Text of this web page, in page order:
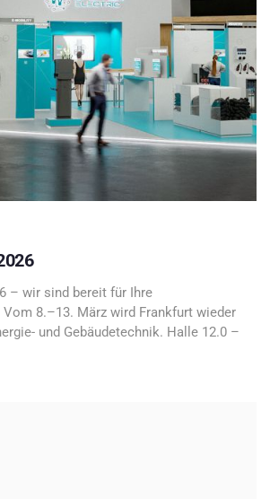
– wir sind bereit für Ihre
8.–13. März wird Frankfurt wieder
und Gebäudetechnik. Halle 12.0 –